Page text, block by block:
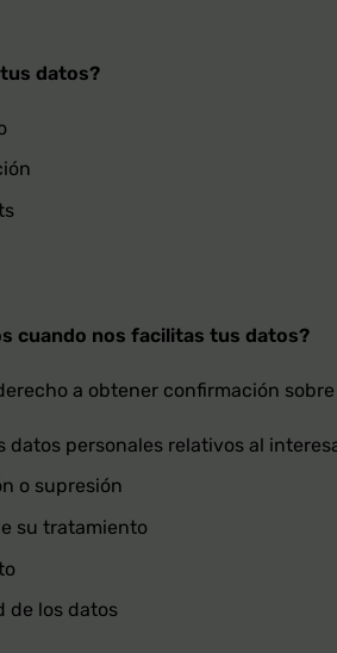
datos?
cuando nos facilitas tus datos?
a obtener confirmación
datos personales relativos al
o supresión
su tratamiento
de los datos